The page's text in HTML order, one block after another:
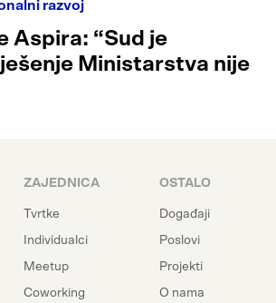
razvoj
Aspira: “Sud je
Ministarstva nije
ZAJEDNICA
Tvrtke
Individualci
Meetup
Coworking
OSTALO
Događaji
Poslovi
Projekti
O nama